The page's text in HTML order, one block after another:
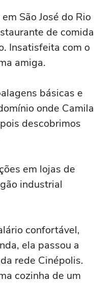
São José do Rio
de comida
Insatisfeita com o
amiga.
básicas e
onde Camila
descobrimos
em lojas de
industrial
confortável,
ela passou a
rede Cinépolis.
cozinha de um